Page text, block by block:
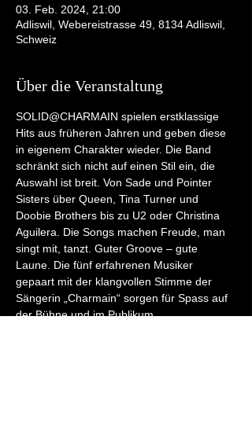
03. Feb. 2024, 21:00
Adliswil, Webereistrasse 49, 8134 Adliswil,
Schweiz
Über die Veranstaltung
SOLID@CHARMAIN spielen erstklassige
Hits aus früheren Jahren und geben diese
in eigenem Charakter wieder. Die Band
schränkt sich nicht auf einen Stil ein, die
Auswahl ist breit. Von Sade und Pointer
Sisters über Queen, Tina Turner und
Doobie Brothers bis zu U2 oder Christina
Aguilera. Die Songs machen Freude, man
singt mit, tanzt. Guter Groove – gute
Laune. Die fünf erfahrenen Musiker
gepaart mit der klangvollen Stimme der
Sängerin „Charmain“ sorgen für Spass auf
der Bühne und im Publikum.